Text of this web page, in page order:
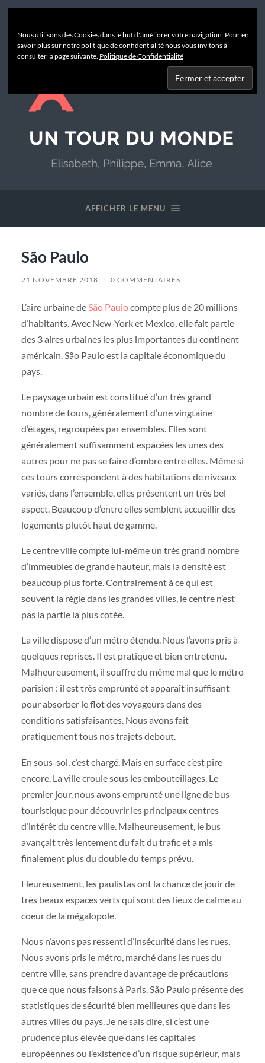
AFFICHER LE MENU
São Paulo
21 NOVEMBRE 2018 / 0 COMMENTAIRES
L’aire urbaine deSão Paulocompte plus de 20 millions
d’habitants. Avec New-York et Mexico, elle fait partie
des 3 aires urbaines les plus importantes du continent
américain. São Paulo est la capitale économique du
pays.
Le paysage urbain est constitué d’un très grand
nombre de tours, généralement d’une vingtaine
d’étages, regroupées par ensembles. Elles sont
généralement suffisamment espacées les unes des
autres pour ne pas se faire d’ombre entre elles. Même si
ces tours correspondent à des habitations de niveaux
variés, dans l’ensemble, elles présentent un très bel
aspect. Beaucoup d’entre elles semblent accueillir des
logements plutôt haut de gamme.
Le centre ville compte lui-même un très grand nombre
d’immeubles de grande hauteur, mais la densité est
beaucoup plus forte. Contrairement à ce qui est
souvent la règle dans les grandes villes, le centre n’est
pas la partie la plus cotée.
La ville dispose d’un métro étendu. Nous l’avons pris à
quelques reprises. Il est pratique et bien entretenu.
Malheureusement, il souffre du même mal que le métro
parisien : il est très emprunté et apparaît insuffisant
pour absorber le flot des voyageurs dans des
conditions satisfaisantes. Nous avons fait
pratiquement tous nos trajets debout.
En sous-sol, c’est chargé. Mais en surface c’est pire
encore. La ville croule sous les embouteillages. Le
premier jour, nous avons emprunté une ligne de bus
touristique pour découvrir les principaux centres
d’intérêt du centre ville. Malheureusement, le bus
avançait très lentement du fait du trafic et a mis
finalement plus du double du temps prévu.
Heureusement, les paulistas ont la chance de jouir de
très beaux espaces verts qui sont des lieux de calme au
coeur de la mégalopole.
Nous n’avons pas ressenti d’insécurité dans les rues.
Nous avons pris le métro, marché dans les rues du
centre ville, sans prendre davantage de précautions
que ce que nous faisons à Paris. São Paulo présente des
statistiques de sécurité bien meilleures que dans les
autres villes du pays. Je ne sais dire, si c’est une
prudence plus élevée que dans les capitales
européennes ou l’existence d’un risque supérieur, mais
Nous utilisons des Cookies dans le but d'améliorer votre navigation. Pour en
savoir plus sur notre politique de confidentialité nous vous invitons à
consulter la page suivante. Politique de Confidentialité